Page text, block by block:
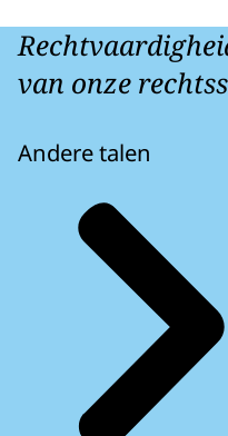
van onze
Andere talen